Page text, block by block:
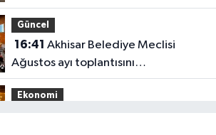
aşıldı
Güncel
16:41
Ağustos ayı toplantısını
gerçekleştirdi
Ekonomi